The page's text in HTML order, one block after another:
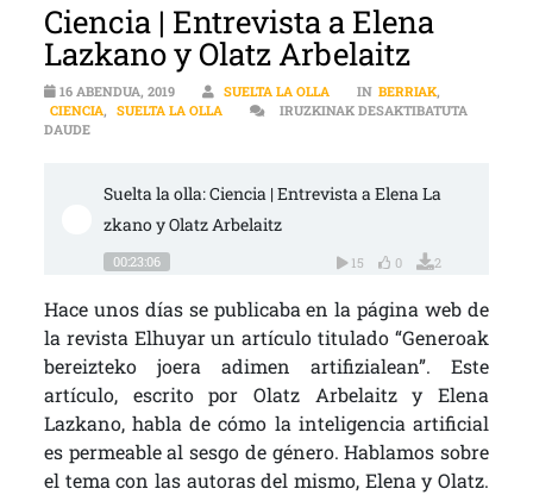
Ciencia | Entrevista a Elena
Lazkano y Olatz Arbelaitz
16 ABENDUA, 2019 SUELTA LA OLLA IN BERRIAK,
CIENCIA, SUELTA LA OLLA
IRUZKINAK DESAKTIBATUTA
DAUDECIENCIA | ENTREVISTA A ELENA LAZKANO Y OLATZ ARBELAITZ
Suelta la olla: Ciencia | Entrevista a Elena La
zkano y Olatz Arbelaitz
00:23:06 15 0 2
Hace unos días se publicaba en la página web de
la revista Elhuyar un artículo titulado “Generoak
bereizteko joera adimen artifizialean”. Este
artículo, escrito por Olatz Arbelaitz y Elena
Lazkano, habla de cómo la inteligencia artificial
es permeable al sesgo de género. Hablamos sobre
el tema con las autoras del mismo, Elena y Olatz.